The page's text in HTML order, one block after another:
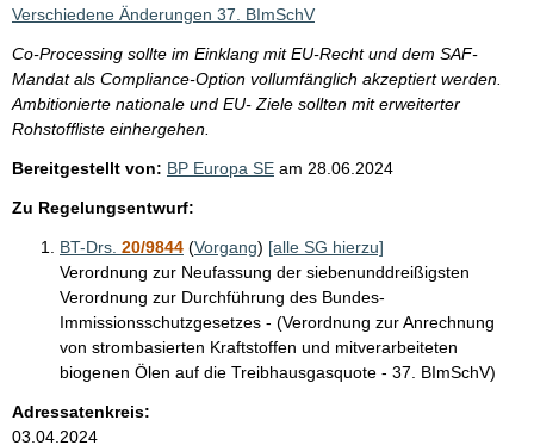
Verschiedene Änderungen 37. BImSchV
Co-Processing sollte im Einklang mit EU-Recht und dem SAF-
Mandat als Compliance-Option vollumfänglich akzeptiert werden.
Ambitionierte nationale und EU- Ziele sollten mit erweiterter
Rohstoffliste einhergehen.
Bereitgestellt von: BP Europa SE am 28.06.2024
Zu Regelungsentwurf:
BT-Drs. 20/9844 (Vorgang) [alle SG hierzu]
Verordnung zur Neufassung der siebenunddreißigsten
Verordnung zur Durchführung des Bundes-
Immissionsschutzgesetzes - (Verordnung zur Anrechnung
von strombasierten Kraftstoffen und mitverarbeiteten
biogenen Ölen auf die Treibhausgasquote - 37. BImSchV)
Adressatenkreis:
03.04.2024